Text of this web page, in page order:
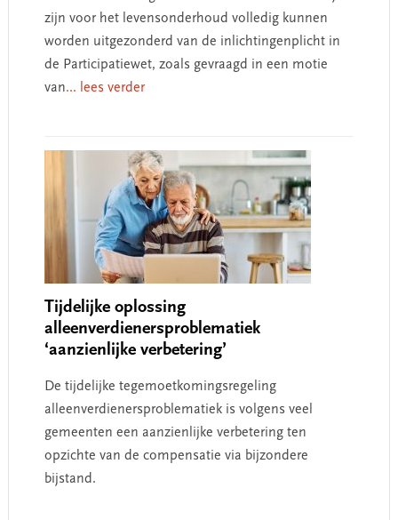
zijn voor het levensonderhoud volledig kunnen
worden uitgezonderd van de inlichtingenplicht in
de Participatiewet, zoals gevraagd in een motie
van... lees verder
Tijdelijke oplossing
alleenverdienersproblematiek
‘aanzienlijke verbetering’
De tijdelijke tegemoetkomingsregeling
alleenverdienersproblematiek is volgens veel
gemeenten een aanzienlijke verbetering ten
opzichte van de compensatie via bijzondere
bijstand.